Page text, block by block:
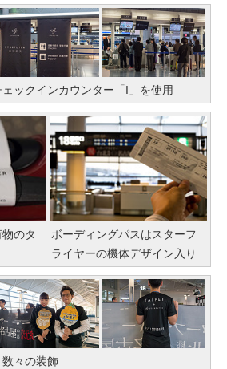
ックインカウンター「I」を使用
のタ
ボーディングパスはスターフ
ライヤーの機体デザイン入り
々の装飾